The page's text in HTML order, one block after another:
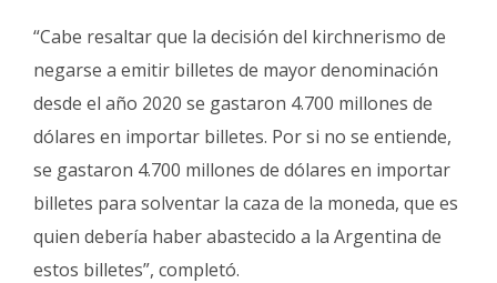
“Cabe resaltar que la decisión del kirchnerismo de
negarse a emitir billetes de mayor denominación
desde el año 2020 se gastaron 4.700 millones de
dólares en importar billetes. Por si no se entiende,
se gastaron 4.700 millones de dólares en importar
billetes para solventar la caza de la moneda, que es
quien debería haber abastecido a la Argentina de
estos billetes”, completó.